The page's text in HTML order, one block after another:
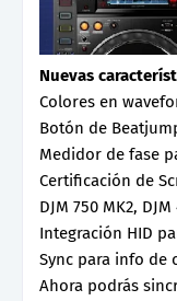
Nuevas
Colores en
Botón de
Medidor de fase
Certificación de
DJM 750 MK2,
Integración HID
Sync para info de
Ahora podrás